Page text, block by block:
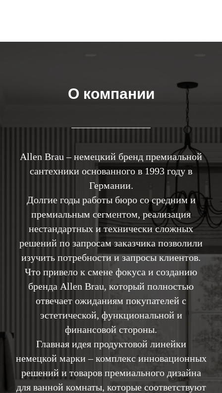
О компании
Allen Brau – немецкий бренд премиальной
сантехники основанного в 1993 году в
Германии.
Долгие годы работы бюро со средним и
премиальным сегментом, реализация
нестандартных и технически сложных
решений по запросам заказчика позволили
изучить потребности и запросы клиентов.
Что привело к смене фокуса и созданию
бренда Allen Brau, который полностью
отвечает ожиданиям покупателей с
эстетической, функциональной и
финансовой стороны.
Главная идея продуктовой линейки
немецкой марки – комплекс инновационных
решений и товаров премиального дизайна
для ванной комнаты, которые соответствуют